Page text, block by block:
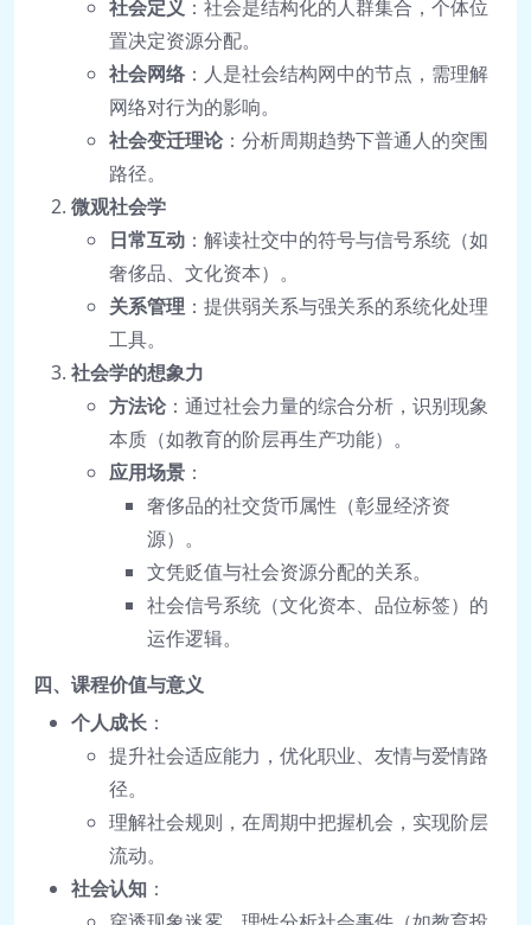
社会定义 ：社会是结构化的人群集合，个体位
置决定资源分配。
社会网络：人是社会结构网中的节点，需理解
网络对行为的影响。
社会变迁理论：分析周期趋势下普通人的突围
路径。
微观社会学
日常互动 ：解读社交中的符号与信号系统（如
奢侈品、文化资本）。
关系管理 ：提供弱关系与强关系的系统化处理
工具。
社会学的想象力
方法论：通过社会力量的综合分析，识别现象
本质（如教育的阶层再生产功能）。
应用场景 ：
奢侈品的社交货币属性（彰显经济资
源）。
文凭贬值与社会资源分配的关系。
社会信号系统（文化资本、品位标签）的
运作逻辑。
四、课程价值与意义
个人成长 ：
提升社会适应能力，优化职业、友情与爱情路
径。
理解社会规则，在周期中把握机会，实现阶层
流动。
社会认知 ：